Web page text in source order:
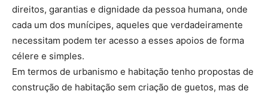
direitos, garantias e dignidade da pessoa humana, onde
cada um dos munícipes, aqueles que verdadeiramente
necessitam podem ter acesso a esses apoios de forma
célere e simples.
Em termos de urbanismo e habitação tenho propostas de
construção de habitação sem criação de guetos, mas de